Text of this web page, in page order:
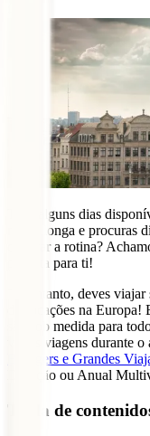
Tens alguns dias
muito longa e procuras
quebrar a rotina?
perfeita para ti!
No entanto, deves
deslocações na Europa!
são sob medida para
várias viagens durante
Bloggers e Grandes
Duração ou Anual
Tabla de